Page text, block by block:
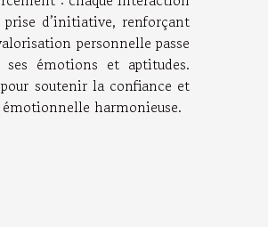
d’initiative, renforçant
personnelle passe
émotions et aptitudes.
soutenir la confiance et
émotionnelle harmonieuse.